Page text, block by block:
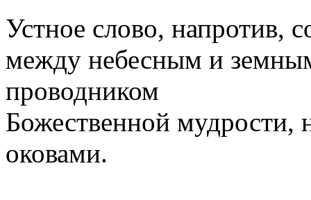
Устное слово, напротив,
между небесным и
проводником
Божественной мудрости,
оковами.